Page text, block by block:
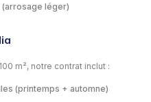
(arrosage léger)
m², notre contrat inclut :
(printemps + automne)